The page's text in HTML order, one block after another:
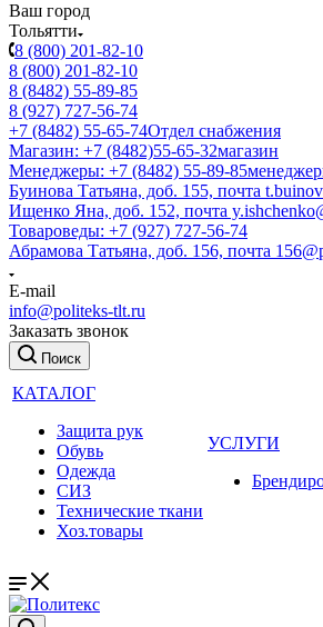
Ваш город
Тольятти
8 (800) 201-82-10
8 (800) 201-82-10
8 (8482) 55-89-85
8 (927) 727-56-74
+7 (8482) 55-65-74Отдел снабжения
Магазин: +7 (8482)55-65-32магазин
Менеджеры: +7 (8482) 55-89-85
Буинова Татьяна, доб. 155, почта
Ищенко Яна, доб. 152, почта
Товароведы: +7 (927) 727-56-74
Абрамова Татьяна, доб. 156, почта
E-mail
info@politeks-tlt.ru
Заказать звонок
Поиск
КАТАЛОГ
Защита рук
Обувь
Одежда
СИЗ
Технические ткани
Хоз.товары
УСЛУГИ